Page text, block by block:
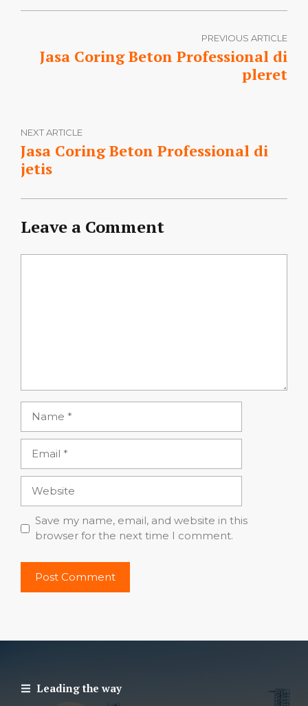
PREVIOUS ARTICLE
Jasa Coring Beton Professional di
pleret
NEXT ARTICLE
Jasa Coring Beton Professional di
jetis
Leave a Comment
Save my name, email, and website in this
browser for the next time I comment.
Leading the way